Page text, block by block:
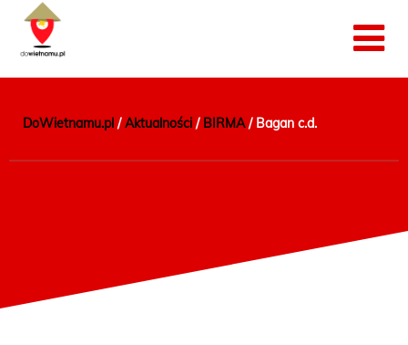
DoWietnamu.pl /Aktualności / BIRMA/ Bagan c.d.